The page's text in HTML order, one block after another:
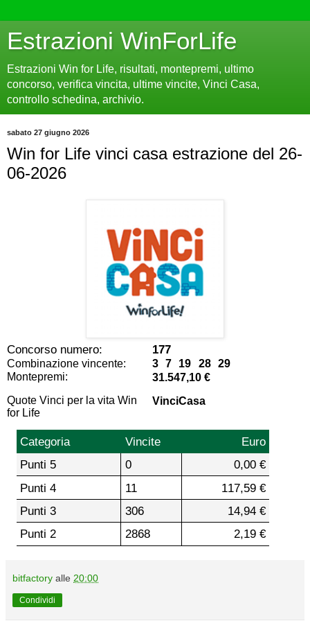
Estrazioni WinForLife
Estrazioni Win for Life, risultati, montepremi, ultimo
concorso, verifica vincita, ultime vincite, Vinci Casa,
controllo schedina, archivio.
sabato 27 giugno 2026
Win for Life vinci casa estrazione del 26-
06-2026
Concorso numero: 177
Combinazione vincente:
3 7 19 28 29
Montepremi:
31.547,10 €
Quote Vinci per la vita Win
for Life
VinciCasa
Categoria Vincite
Euro
Punti 5
0
0,00 €
Punti 4
11
117,59 €
Punti 3
306
14,94 €
Punti 2
2868 2,19 €
bitfactory alle 20:00
Condividi